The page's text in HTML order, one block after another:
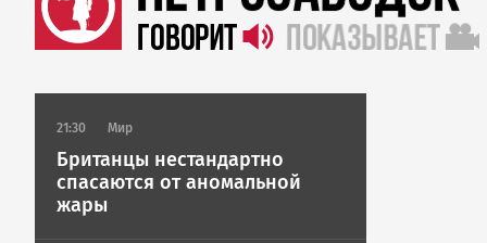
21:30 Мир
Британцы нестандартно
спасаются от аномальной
жары